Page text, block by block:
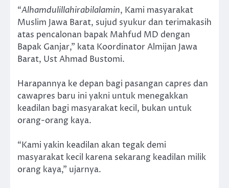
“Alhamdulillahirabilalamin, Kami masyarakat
Muslim Jawa Barat, sujud syukur dan terimakasih
atas pencalonan bapak Mahfud MD dengan
Bapak Ganjar,” kata Koordinator Almijan Jawa
Barat, Ust Ahmad Bustomi.
Harapannya ke depan bagi pasangan capres dan
cawapres baru ini yakni untuk menegakkan
keadilan bagi masyarakat kecil, bukan untuk
orang-orang kaya.
“Kami yakin keadilan akan tegak demi
masyarakat kecil karena sekarang keadilan milik
orang kaya,” ujarnya.